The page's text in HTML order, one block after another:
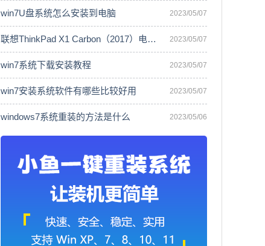
win7U盘系统怎么安装到电脑 2023/05/07
联想ThinkPad X1 Carbon（2017）电脑安 2023/05/07
win7系统下载安装教程 2023/05/07
win7安装系统软件有哪些比较好用 2023/05/07
windows7系统重装的方法是什么 2023/05/06